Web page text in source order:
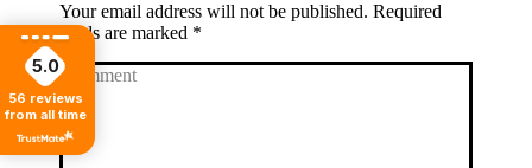
Your email address will not be published. Required
fields are marked *
Comment
5.0
56 reviews
from all time